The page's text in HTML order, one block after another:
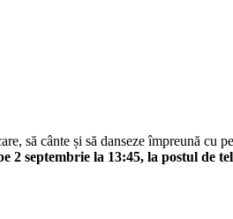
să cânte și să danseze împreună
2 septembrie la 13:45, la postul de